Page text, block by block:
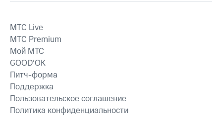
MTС Live
MTС Premium
Мой МТС
GOOD’OK
Питч-форма
Поддержка
Пользовательское соглашение
Политика конфиденциальности